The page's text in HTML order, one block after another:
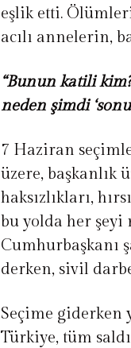
eşlik etti.
acılı annelerin,
“Bunun katili
neden şimdi
7 Haziran
üzere, başkanlık
haksızlıkları,
bu yolda her şeyi
Cumhurbaşkanı
derken, sivil
Seçime giderken
Türkiye, tüm